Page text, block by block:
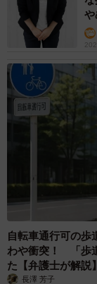
や
自転車通行可の
わや衝突！ 「歩
た【弁護士が解説】
長澤 芳子